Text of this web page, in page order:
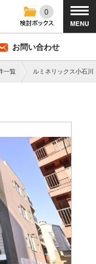
0
お問い合わせ
一覧 ルミネリックス小石川